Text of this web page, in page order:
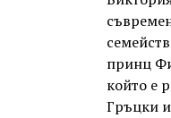
принц
който е
Гръцки